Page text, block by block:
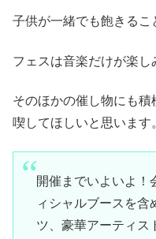
子供が一緒でも飽きるこ
フェスは音楽だけが楽し
そのほかの催し物にも
喫してほしいと思います
開催までいよいよ！
ィシャルブースを含
ツ、豪華アーティス